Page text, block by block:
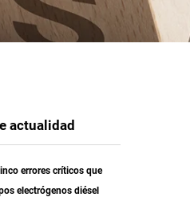
actualidad
errores críticos que
electrógenos diésel